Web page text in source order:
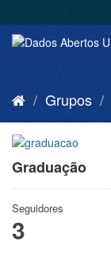
Grupos
Graduação
Seguidores
3